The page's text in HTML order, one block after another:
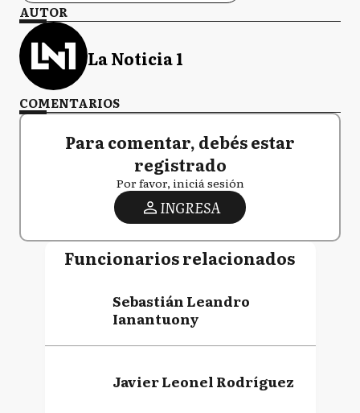
AUTOR
La Noticia 1
COMENTARIOS
Para comentar, debés estar
registrado
Por favor, iniciá sesión
INGRESA
Funcionarios relacionados
Sebastián Leandro
Ianantuony
Javier Leonel Rodríguez